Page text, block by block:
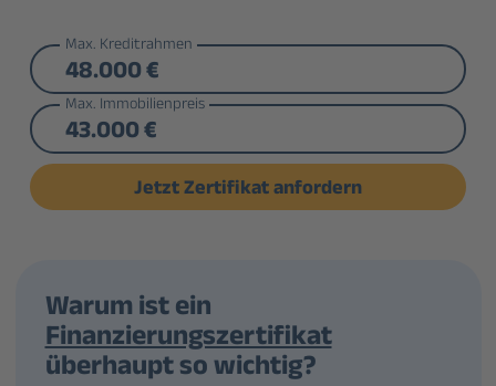
Max. Kreditrahmen
Max. Immobilienpreis
Warum ist ein
Finanzierungszertifikat
überhaupt so wichtig?